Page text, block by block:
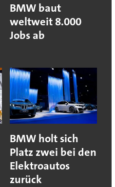
BMW baut
weltweit 8.000
Jobs ab
BMW holt sich
Platz zwei bei den
Elektroautos
zurück